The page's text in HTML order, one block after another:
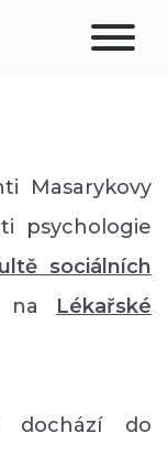
Masarykovy
psychologie
sociálních
na
Lékařské
dochází do